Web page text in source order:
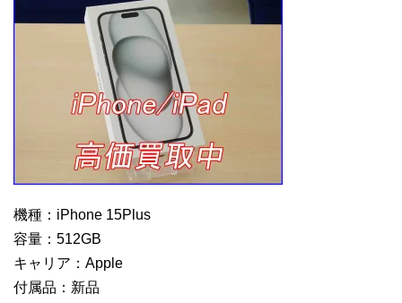
機種：iPhone 15Plus
容量：512GB
キャリア：Apple
付属品：新品